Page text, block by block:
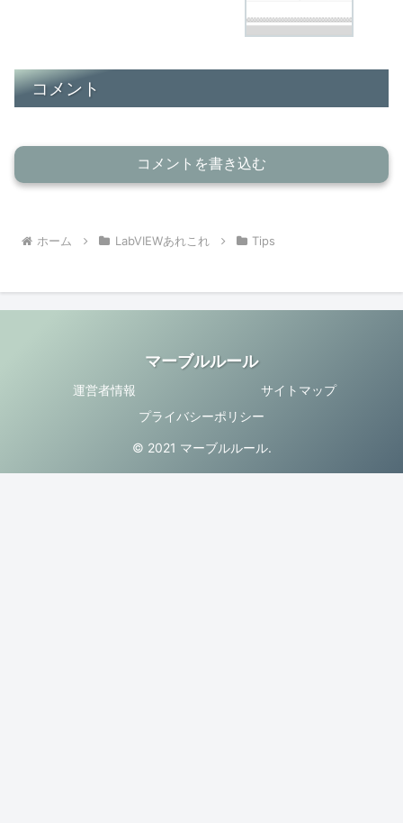
コメント
コメントを書き込む
ホーム LabVIEWあれこれ Tips
マーブルルール
運営者情報
サイトマップ
プライバシーポリシー
© 2021 マーブルルール.